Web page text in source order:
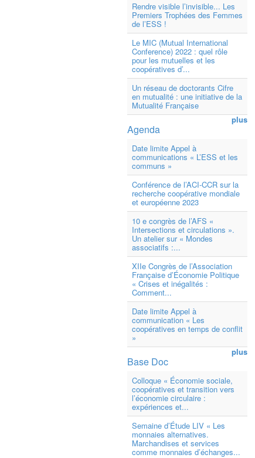
Rendre visible l’invisible... Les
Premiers Trophées des Femmes
de l’ESS !
Le MIC (Mutual International
Conference) 2022 : quel rôle
pour les mutuelles et les
coopératives d’...
Un réseau de doctorants Cifre
en mutualité : une initiative de la
Mutualité Française
plus
Agenda
Date limite Appel à
communications « L’ESS et les
communs »
Conférence de l’ACI-CCR sur la
recherche coopérative mondiale
et européenne 2023
10 e congrès de l’AFS «
Intersections et circulations ».
Un atelier sur « Mondes
associatifs :...
XIIe Congrès de l’Association
Française d’Économie Politique
« Crises et inégalités :
Comment...
Date limite Appel à
communication « Les
coopératives en temps de conflit
»
plus
Base Doc
Colloque « Économie sociale,
coopératives et transition vers
l’économie circulaire :
expériences et...
Semaine d’Étude LIV « Les
monnaies alternatives.
Marchandises et services
comme monnaies d’échanges...